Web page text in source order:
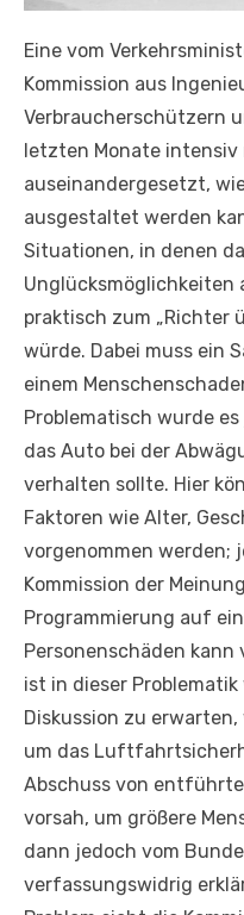
Eine vom
Kommission aus
Verbraucherschützern
letzten Monate intensiv
auseinandergesetzt,
ausgestaltet werden
Situationen, in denen
Unglücksmöglichkeiten
praktisch zum „Richter
würde. Dabei muss ein
einem
Problematisch wurde
das Auto bei der
verhalten sollte. Hier
Faktoren wie Alter,
vorgenommen werden;
Kommission der
Programmierung auf
Personenschäden
ist in dieser
Diskussion zu
um das
Abschuss von
vorsah, um größere
dann jedoch vom
verfassungswidrig